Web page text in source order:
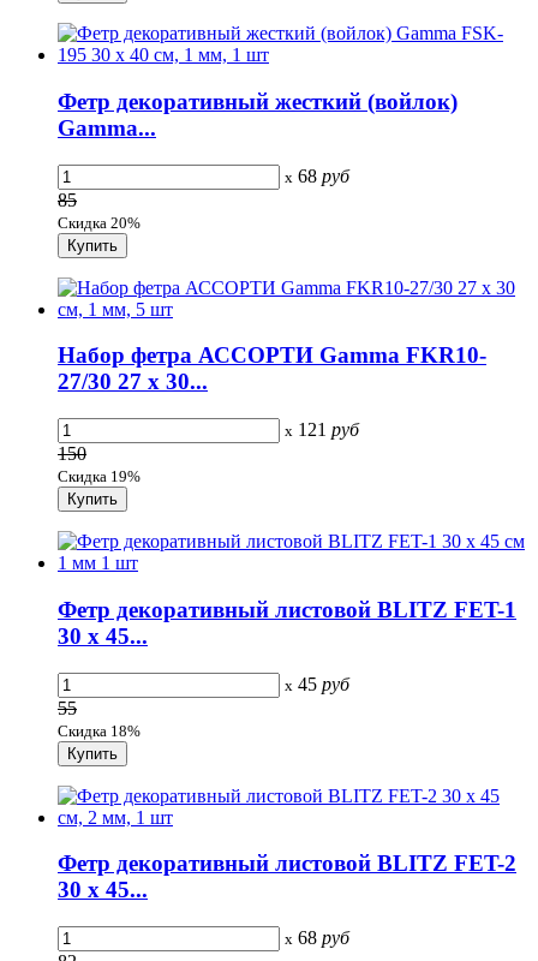
Фетр декоративный жесткий (войлок)
Gamma...
x 68 руб
85
Скидка 20%
Набор фетра АССОРТИ Gamma FKR10-
27/30 27 х 30...
x 121 руб
150
Скидка 19%
Фетр декоративный листовой BLITZ FET-1
30 х 45...
x 45 руб
55
Скидка 18%
Фетр декоративный листовой BLITZ FET-2
30 х 45...
x 68 руб